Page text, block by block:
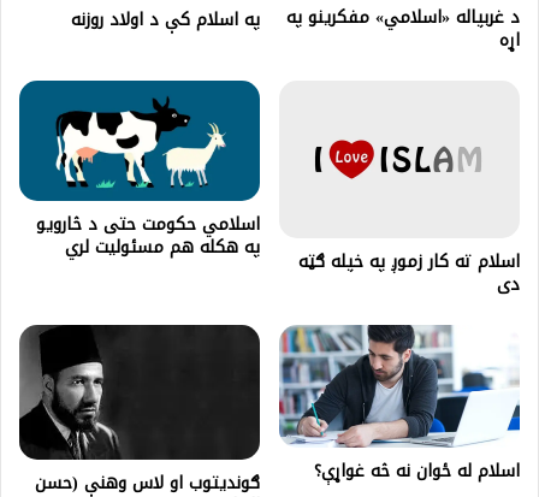
د غربپاله «اسلامي» مفکرينو په
اړه
په اسلام کې د اولاد روزنه
اسلام ته کار زموږ په خپله ګټه
دى
اسلامي حکومت حتی د څارویو
په هکله هم مسئولیت لري
اسلام له ځوان نه څه غواړې؟ ګونديتوب او لاس وهنې (حسن